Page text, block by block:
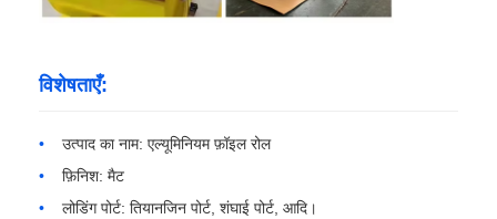
मामले
विशेषताएँ:
उत्पाद का नाम: एल्यूमिनियम फ़ॉइल रोल
फ़िनिश: मैट
लोडिंग पोर्ट: तियानजिन पोर्ट, शंघाई पोर्ट, आदि।